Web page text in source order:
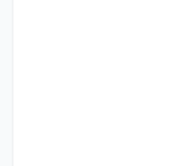
سقفی، بین کانالی، مرغداری و
تولیدی، صنعتی و ساختمانی
تولیدی کمپانی اروپایی
شما عزیزان رو در صرف
صرفه جویی در هزینه و زمان